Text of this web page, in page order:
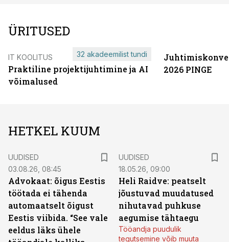
ÜRITUSED
IT KOOLITUS
Praktiline projektijuhtimine ja AI
võimalused
32 akadeemilist tundi
2026 PINGE
HETKEL KUUM
UUDISED
03.08.26, 08:45
Advokaat: õigus Eestis
töötada ei tähenda
automaatselt õigust
Eestis viibida. “See vale
eeldus läks ühele
UUDISED
18.05.26, 09:00
Heli Raidve: peatselt
jõustuvad muudatused
nihutavad puhkuse
aegumise tähtaegu
Tööandja puudulik
tegutsemine võib muuta